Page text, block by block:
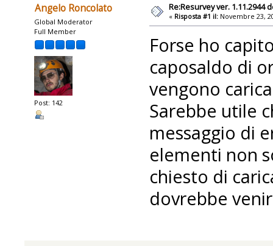
Angelo Roncolato
Global Moderator
Full Member
Post: 142
Re:Resurvey ver. 1.11.2944
« Risposta #1 il: Novembre 23,
Forse ho
caposaldo di
vengono
Sarebbe utile
messaggio di
elementi non
chiesto di
dovrebbe